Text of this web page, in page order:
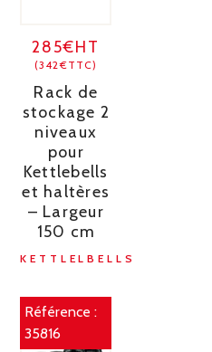
285€HT
(342€TTC)
Rack de
stockage 2
niveaux
pour
Kettlebells
et haltères
– Largeur
150 cm
KETTLELBELLS
Référence :
35816